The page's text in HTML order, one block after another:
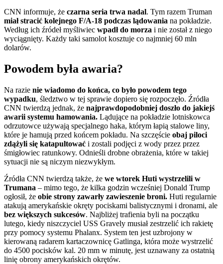
CNN informuje, że czarna seria trwa nadal. Tym razem Truman
miał stracić kolejnego F/A-18 podczas lądowania na pokładzie.
Według ich źródeł myśliwiec wpadł do morza i nie został z niego
wyciągnięty. Każdy taki samolot kosztuje co najmniej 60 mln
dolarów.
Powodem była awaria?
Na razie nie wiadomo do końca, co było powodem tego
wypadku, śledztwo w tej sprawie dopiero się rozpoczęło. Źródła
CNN twierdzą jednak, że najprawdopodobniej doszło do jakiejś
awarii systemu hamowania. Lądujące na pokładzie lotniskowca
odrzutowce używają specjalnego haka, którym łapią stalowe liny,
które je hamują przed końcem pokładu. Na szczęście obaj piloci
zdążyli się katapultować i zostali podjęci z wody przez przez
śmigłowiec ratunkowy. Odnieśli drobne obrażenia, które w takiej
sytuacji nie są niczym niezwykłym.
Źródła CNN twierdzą także, że we wtorek Huti wystrzelili w
Trumana – mimo tego, że kilka godzin wcześniej Donald Trump
ogłosił, że obie strony zawarły zawieszenie broni. Huti regularnie
atakują amerykańskie okręty pociskami balistycznymi i dronami, ale
bez większych sukcesów. Najbliżej trafienia byli na początku
lutego, kiedy niszczyciel USS Gravely musiał zestrzelić ich rakietę
przy pomocy systemu Phalanx. System ten jest uzbrojony w
kierowaną radarem kartaczownicę Gatlinga, która może wystrzelić
do 4500 pocisków kal. 20 mm w minutę, jest uznawany za ostatnią
linię obrony amerykańskich okrętów.